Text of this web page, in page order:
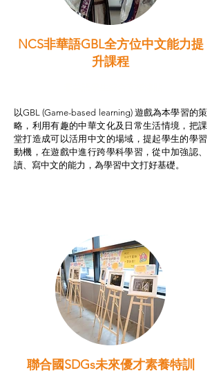
NCS非華語GBL全方位中文能力提
升課程
以GBL (Game-based learning) 遊戲為本學習的策
略，利用有趣的中華文化及日常生活情境，把課
堂打造成可以活用中文的場域，提起學生的學習
動機，在遊戲中進行跨學科學習，從中加強認、
讀、寫中文的能力，為學習中文打好基礎。
聯合國SDGs未來優才素養特訓